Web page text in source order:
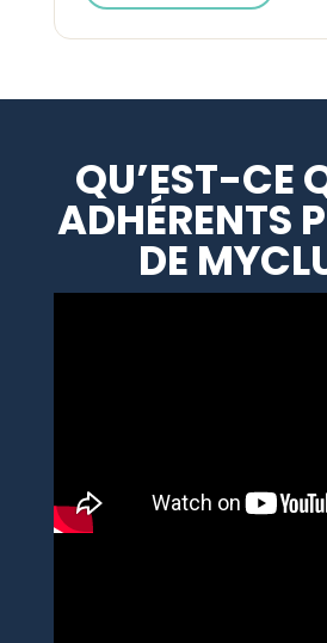
QU’EST-CE
ADHÉRENTS
DE